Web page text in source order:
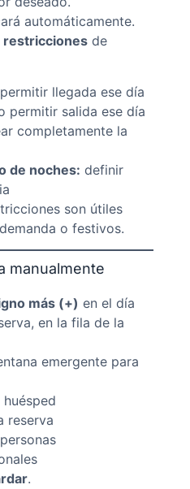
automáticamente.
restricciones de
llegada ese día
permitir salida ese día
completamente la
de noches: definir
son útiles
o festivos.
manualmente
más (+) en el día
en la fila de la
emergente para
reserva
.